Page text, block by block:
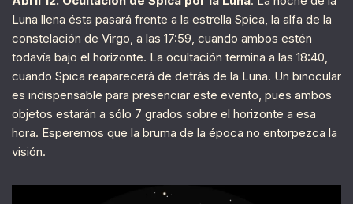
Luna llena ésta pasará frente a la estrella Spica, la alfa de la
constelación de Virgo, a las 17:59, cuando ambos estén
todavía bajo el horizonte. La ocultación termina a las 18:40,
cuando Spica reaparecerá de detrás de la Luna. Un binocular
es indispensable para presenciar este evento, pues ambos
objetos estarán a sólo 7 grados sobre el horizonte a esa
hora. Esperemos que la bruma de la época no entorpezca la
visión.